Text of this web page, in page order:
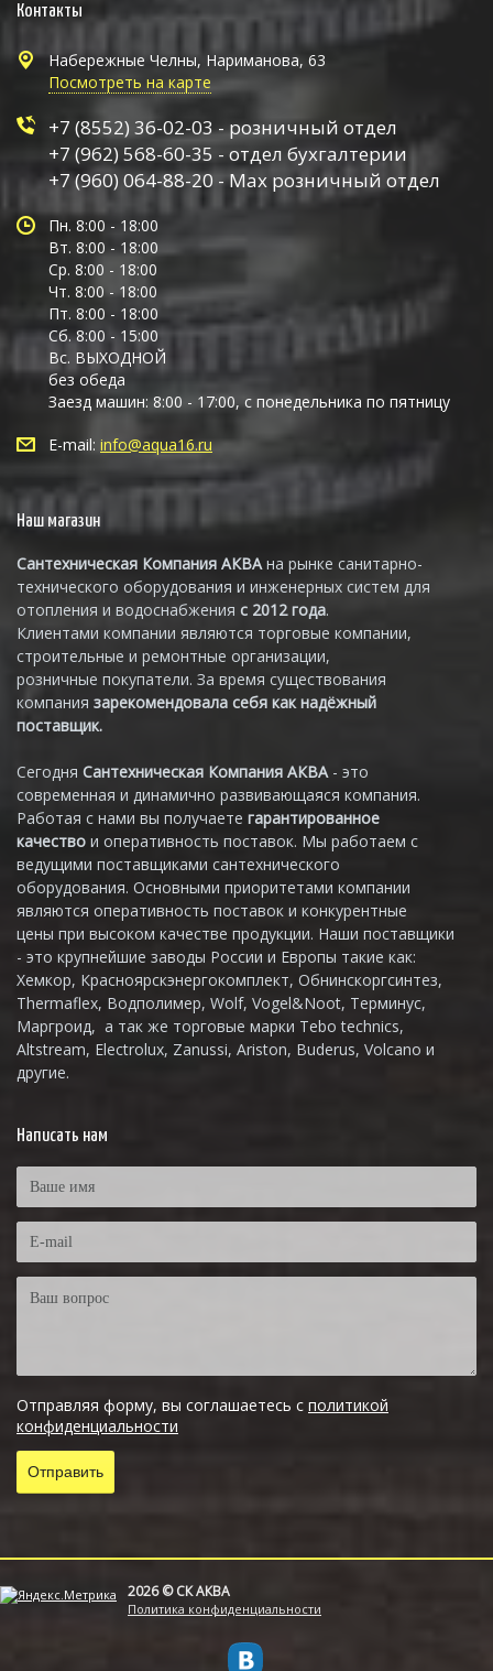
Контакты
Набережные Челны, Нариманова, 63
Посмотреть на карте
+7 (8552) 36-02-03 - розничный отдел
+7 (962) 568-60-35 - отдел бухгалтерии
+7 (960) 064-88-20 - Max розничный отдел
Пн. 8:00 - 18:00
Вт. 8:00 - 18:00
Ср. 8:00 - 18:00
Чт. 8:00 - 18:00
Пт. 8:00 - 18:00
Сб. 8:00 - 15:00
Вс. ВЫХОДНОЙ
без обеда
Заезд машин: 8:00 - 17:00, с понедельника по пятницу
E-mail: info@aqua16.ru
Наш магазин
Сантехническая Компания АКВАна рынке санитарно-
технического оборудования и инженерных систем для
отопления и водоснабжения с 2012 года.
Клиентами компании являются торговые компании,
строительные и ремонтные организации,
розничные покупатели. За время существования
компания зарекомендовала себя как надёжный
поставщик.
Сегодня Сантехническая Компания АКВА - это
современная и динамично развивающаяся компания.
Работая с нами вы получаете гарантированное
качество и оперативность поставок. Мы работаем с
ведущими поставщиками сантехнического
оборудования. Основными приоритетами компании
являются оперативность поставок и конкурентные
цены при высоком качестве продукции. Наши поставщики
- это крупнейшие заводы России и Европы такие как:
Хемкор, Красноярскэнергокомплект, Обнинскоргсинтез,
Thermaflex, Водполимер, Wolf, Vogel&Noot, Терминус,
Маргроид, а так же торговые марки Tebo technics,
Altstream, Electrolux, Zanussi, Ariston, Buderus, Volcano и
другие.
Написать нам
Отправляя форму, вы соглашаетесь с политикой
конфиденциальности
2026 © СК АКВА
Политика конфиденциальности